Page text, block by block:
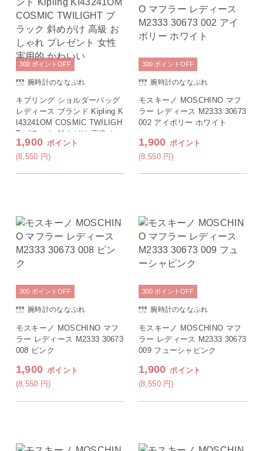
腕時計のななぷれ
キプリング ショルダーバッグ
レディース ブランド Kipling K
I43241OM COSMIC TWILIGH
T ブラック 斜めがけ 高級 お
しゃれ プレゼント 女性 実用
的 かわいい
1,900 ポイント
(8,550 円)
300 ポイント OFF
腕時計のななぷれ
モスキーノ MOSCHINO マフ
ラー レディース M2333 30673
002 アイボリー ホワイト
1,900 ポイント
(8,550 円)
300 ポイント OFF
腕時計のななぷれ
モスキーノ MOSCHINO マフ
ラー レディース M2333 30673
008 ピンク
1,900 ポイント
(8,550 円)
300 ポイント OFF
腕時計のななぷれ
モスキーノ MOSCHINO マフ
ラー レディース M2333 30673
009 フューシャピンク
1,900 ポイント
(8,550 円)
300 ポイント OFF